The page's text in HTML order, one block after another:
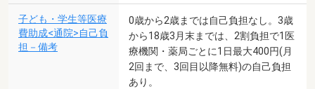
子ども・学生等医療
費助成<通院>自己負
担－備考
0歳から2歳までは自己負担なし。3歳
から18歳3月末までは、2割負担で1医
療機関・薬局ごとに1日最大400円(月
2回まで、3回目以降無料)の自己負担
あり。